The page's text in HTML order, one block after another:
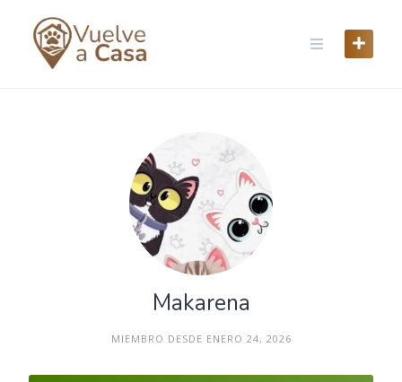
content
Makarena
MIEMBRO DESDE ENERO 24, 2026